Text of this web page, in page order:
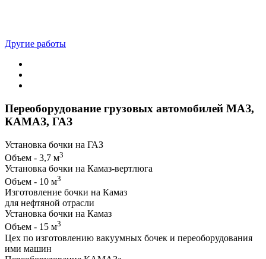
Другие работы
Переоборудование грузовых автомобилей МАЗ,
КАМАЗ, ГАЗ
Установка бочки на ГАЗ
Объем - 3,7 м3
Установка бочки на Камаз-вертлюга
Объем - 10 м3
Изготовление бочки на Камаз
для нефтяной отрасли
Установка бочки на Камаз
Объем - 15 м3
Цех по изготовлению вакуумных бочек и переоборудования
ими машин